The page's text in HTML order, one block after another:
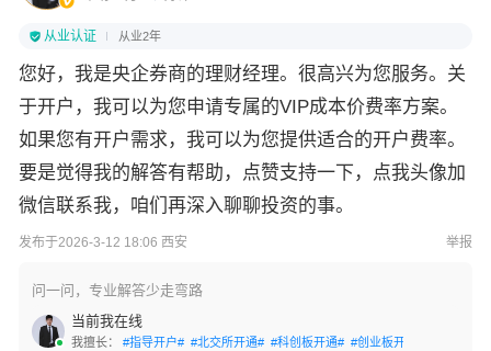
从业认证 从业2年
您好，我是央企券商的理财经理。很高兴为您服务。关
于开户，我可以为您申请专属的VIP成本价费率方案。
如果您有开户需求，我可以为您提供适合的开户费率。
要是觉得我的解答有帮助，点赞支持一下，点我头像加
微信联系我，咱们再深入聊聊投资的事。
发布于2026-3-12 18:06 西安 举报
问一问，专业解答少走弯路
当前我在线
我擅长： #指导开户# #北交所开通# #科创板开通# #创业板开通#